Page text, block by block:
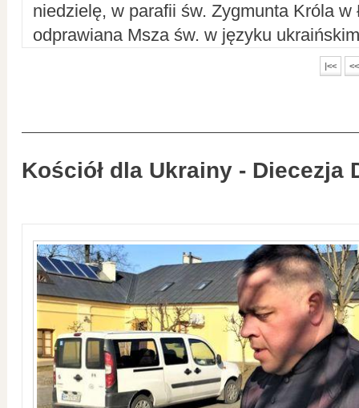
niedzielę, w parafii św. Zygmunta Króla w
odprawiana Msza św. w języku
|<< <<
Kościół dla Ukrainy - Diecezja